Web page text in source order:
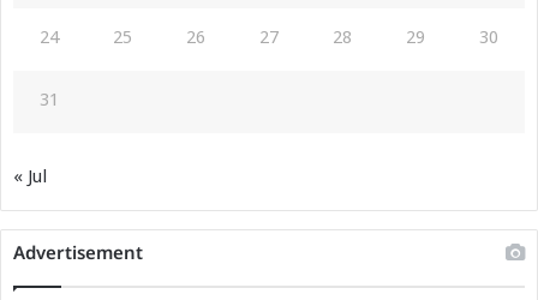
24 25 26 27 28 29 30
31
« Jul
Advertisement